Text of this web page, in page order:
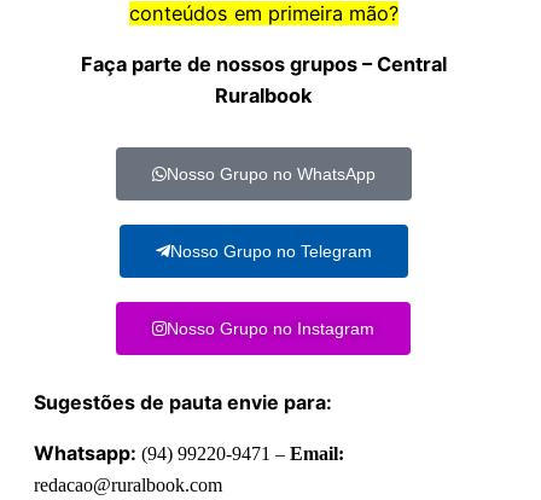
conteúdos em primeira mão?
Faça parte de nossos grupos – Central
Ruralbook
Nosso Grupo no WhatsApp
Nosso Grupo no Telegram
Nosso Grupo no Instagram
Sugestões de pauta envie para:
Whatsapp: (94) 99220-9471 – Email:
redacao@ruralbook.com